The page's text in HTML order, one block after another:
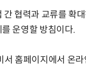
협력과 교류를 확
운영할 방침이다.
홈페이지에서 온